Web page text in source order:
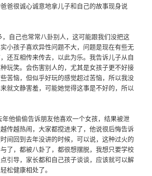
爸很诚心诚意地拿儿子和自己的故事现身说
，自己也常常八卦别人，这可能跟我们没把这
小孩子喜欢异性问题不大，问题是现在有些无
还互相传来传去，以此为乐。我告诉儿子从自
玩笑。会伤害别人的，尤其是女孩子更不好接
苦恼，但似乎好玩的感觉超过苦恼，所以我没
就文静害羞，可能她觉得这事是不好的，所以
年他偷偷告诉朋友他喜欢一个女孩，结果被泄
传越热闹，大家都搅进来了，他说很后悔告诉
间回到去年没讲的时候，可以说，这种过火的
了，都被八卦了，都很想摆脱，我想只要学校
引导，家长都和自己孩子谈谈，应该就可以解
松健康相处了。